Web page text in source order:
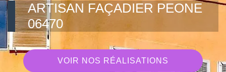
ARTISAN FAÇADIER PEONE
06470
VOIR NOS RÉALISATIONS